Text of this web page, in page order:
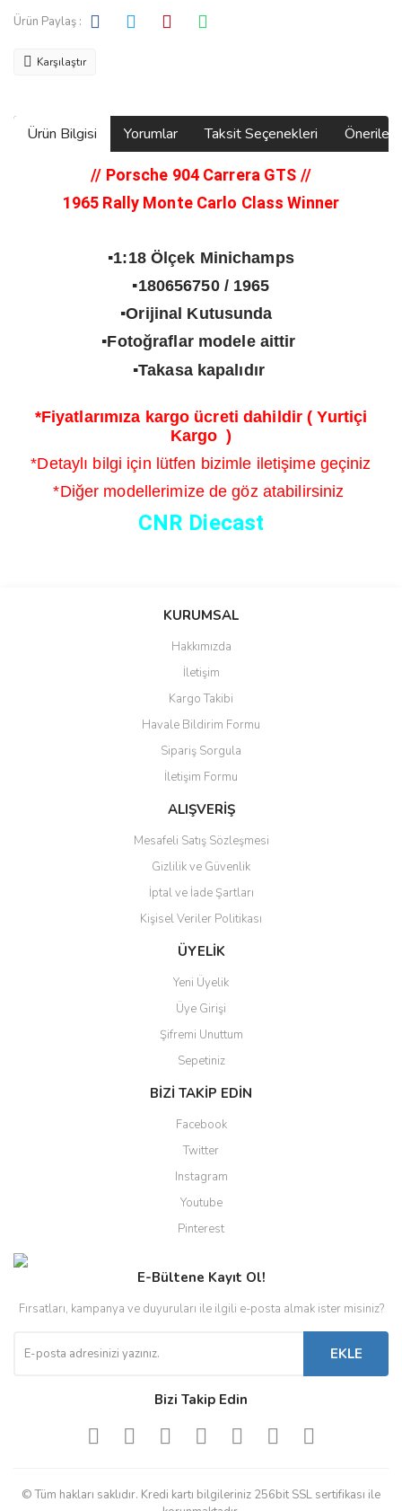
Ürün Paylaş :
Karşılaştır
Ürün Bilgisi Yorumlar Taksit Seçenekleri
// Porsche 904 Carrera GTS //
1965 Rally Monte Carlo Class Winner
▪️1:18 Ölçek Minichamps
▪️180656750 / 1965
▪️Orijinal Kutusunda
▪️Fotoğraflar modele aittir
▪️Takasa kapalıdır
*Fiyatlarımıza kargo ücreti dahildir ( Yurtiçi
Kargo )
*Detaylı bilgi için lütfen bizimle iletişime geçiniz
*Diğer modellerimize de göz atabilirsiniz
CNR Diecast
Bu ürüne ilk yorumu siz yapın!
Yorum Yaz
Ürün resmi kalitesiz, bozuk veya görüntülenemiyor.
Ürün açıklamasında eksik bilgiler bulunuyor.
Ürün bilgilerinde hatalar bulunuyor.
Ürün fiyatı diğer sitelerden daha pahalı.
Bu ürüne benzer farklı alternatifler olmalı.
Gönder
KURUMSAL
Hakkımızda
İletişim
Kargo Takibi
Havale Bildirim Formu
Sipariş Sorgula
İletişim Formu
ALIŞVERİŞ
Mesafeli Satış Sözleşmesi
Gizlilik ve Güvenlik
İptal ve İade Şartları
Kişisel Veriler Politikası
ÜYELİK
Yeni Üyelik
Üye Girişi
Şifremi Unuttum
Sepetiniz
BİZİ TAKİP EDİN
Facebook
Twitter
Instagram
Youtube
Pinterest
E-Bültene Kayıt Ol!
Fırsatları, kampanya ve duyuruları ile ilgili e-posta almak ister misiniz?
EKLE
Bizi Takip Edin
© Tüm hakları saklıdır. Kredi kartı bilgileriniz 256bit SSL sertifikası ile